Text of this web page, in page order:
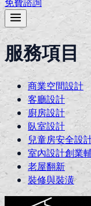
服務項目
商業空間設計
客廳設計
廚房設計
臥室設計
兒童房安全設
室內設計創業
老屋翻新
裝修與裝潢